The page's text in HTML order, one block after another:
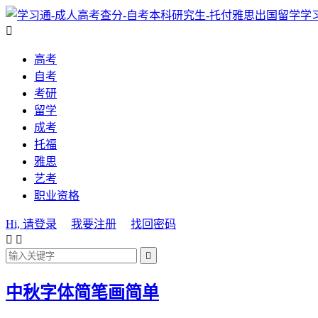
学

高考
自考
考研
留学
成考
托福
雅思
艺考
职业资格
Hi, 请登录 我要注册
找回密码
 

中秋字体简笔画简单